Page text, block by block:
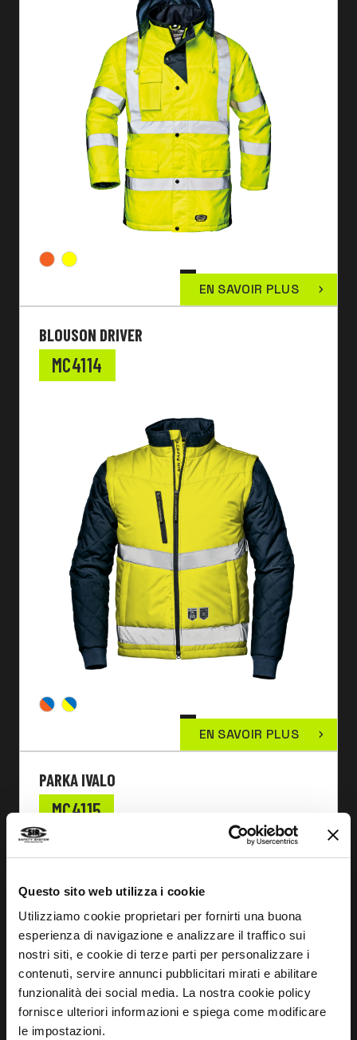
Questo sito web utilizza i cookie
Utilizziamo cookie proprietari per fornirti una buona
esperienza di navigazione e analizzare il traffico sui
nostri siti, e cookie di terze parti per personalizzare i
contenuti, servire annunci pubblicitari mirati e abilitare
funzionalità dei social media. La nostra cookie policy
fornisce ulteriori informazioni e spiega come modificare
le impostazioni.
EN SAVOIR PLUS
BLOUSON DRIVER
MC4114
EN SAVOIR PLUS
PARKA IVALO
MC4115